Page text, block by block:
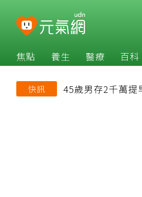
焦點 養生 醫療 百科
快訊 45歲男存2千萬提